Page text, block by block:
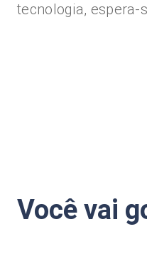
tecnologia, espera-
Você vai